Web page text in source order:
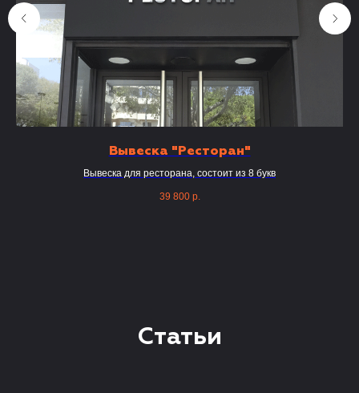
Вывеска "Ресторан"
Вывеска для ресторана, состоит из 8 букв
39 800 р.
Статьи